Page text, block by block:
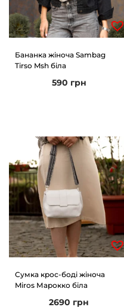
Бананка жіноча Sambag
Tirso Msh біла
590 грн
Сумка крос-боді жіноча
Miros Марокко біла
2690 грн